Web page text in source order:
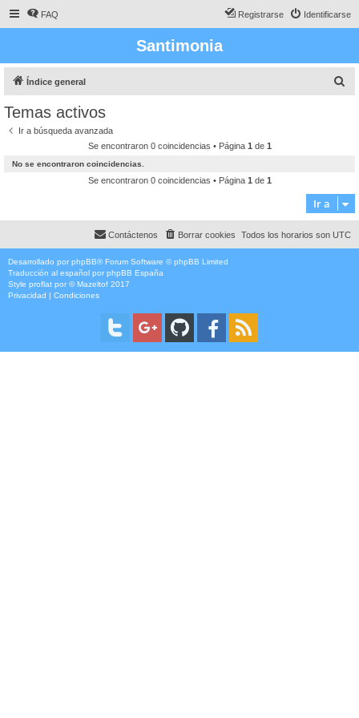
FAQ Identificarse
Registrarse
Santimonia
Índice general
Temas activos
Ir a búsqueda avanzada
Se encontraron 0 coincidencias • Página 1 de 1
No se encontraron coincidencias.
Se encontraron 0 coincidencias • Página 1 de 1
Ir a
Todos los horarios son UTC
Borrar cookies
Contáctenos
Desarrollado por phpBB® Forum Software © phpBB Limited
Traducción al español por phpBB España
Style proflat por ©Mazeltof 2017
Privacidad | Condiciones